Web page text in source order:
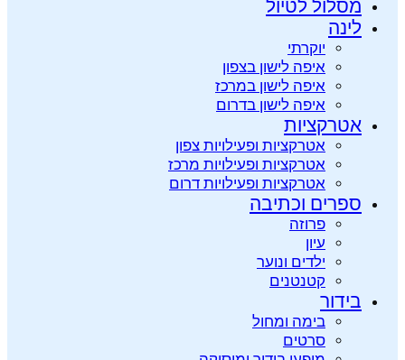
מסלול לטיול
לינה
יוקרתי
איפה לישון בצפון
איפה לישון במרכז
איפה לישון בדרום
אטרקציות
אטרקציות ופעילויות צפון
אטרקציות ופעילויות מרכז
אטרקציות ופעילויות דרום
ספרים וכתיבה
פרוזה
עיון
ילדים ונוער
קטנטנים
בידור
בימה ומחול
סרטים